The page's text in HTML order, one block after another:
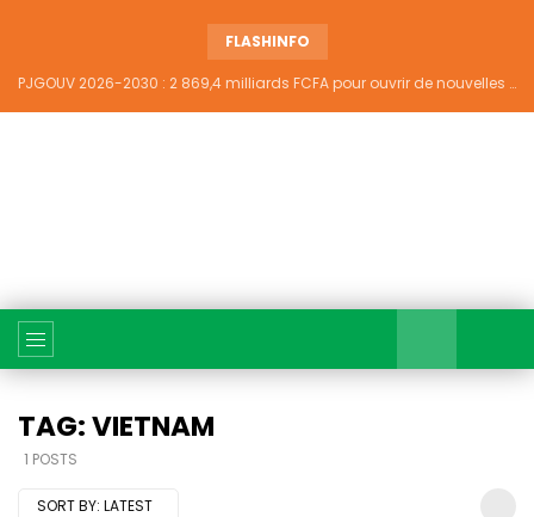
FLASHINFO
PJGOUV 2026-2030 : 2 869,4 milliards FCFA pour ouvrir de nouvelles perspectives à plus de 5,2 millions de jeunes ivoiriens
TAG: VIETNAM
1 POSTS
SORT BY: LATEST